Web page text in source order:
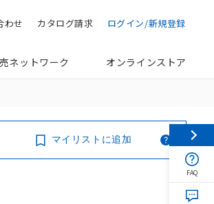
ログイン/新規登録
カタログ請求
わせ
ネットワーク オンラインストア
マイリストに追加
FAQ